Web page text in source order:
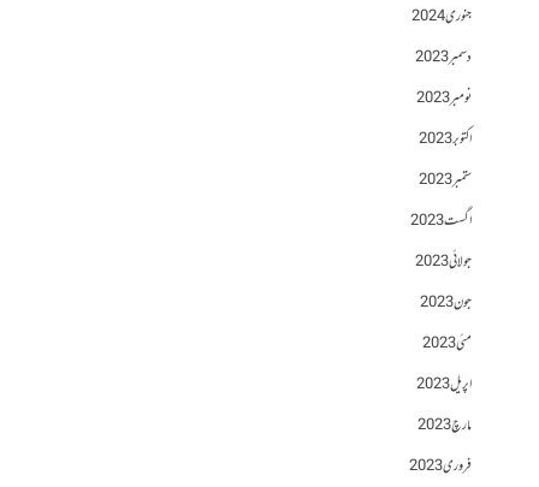
جنوری 2024
دسمبر 2023
نومبر 2023
اکتوبر 2023
ستمبر 2023
اگست 2023
جولائی 2023
جون 2023
مئی 2023
اپریل 2023
مارچ 2023
فروری 2023